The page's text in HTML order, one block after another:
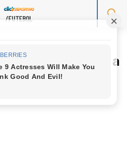
/FUTEBOL
goleada de 6 a
Santos